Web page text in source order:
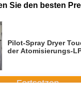
Sie den besten
Pilot-Spray Dryer
der Atomisierungs-
Fortsetzen